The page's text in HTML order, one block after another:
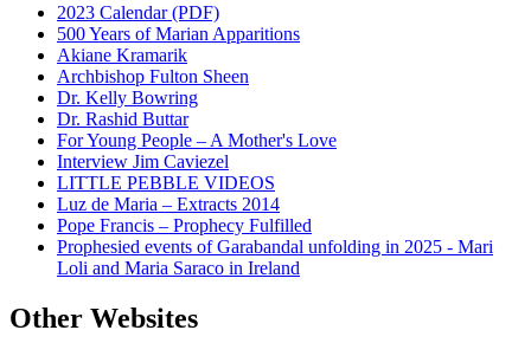
2023 Calendar (PDF)
500 Years of Marian Apparitions
Akiane Kramarik
Archbishop Fulton Sheen
Dr. Kelly Bowring
Dr. Rashid Buttar
For Young People – A Mother's Love
Interview Jim Caviezel
LITTLE PEBBLE VIDEOS
Luz de Maria – Extracts 2014
Pope Francis – Prophecy Fulfilled
Prophesied events of Garabandal unfolding in 2025 - Mari
Loli and Maria Saraco in Ireland
Other Websites